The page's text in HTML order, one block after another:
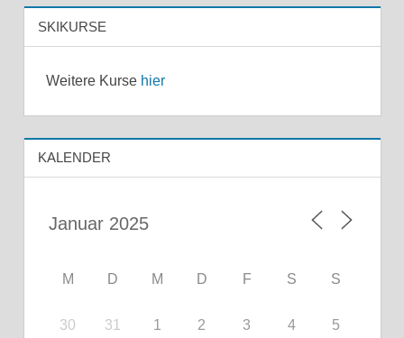
SKIKURSE
Weitere Kurse hier
KALENDER
M D M D F S S
30 31 1 2 3 4 5